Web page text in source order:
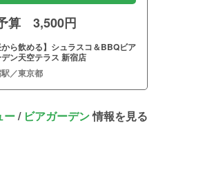
算 3,500円
から飲める】シュラスコ＆BBQビア
ン天空テラス 新宿店
／東京都
ー/ ビアガーデン情報を見る